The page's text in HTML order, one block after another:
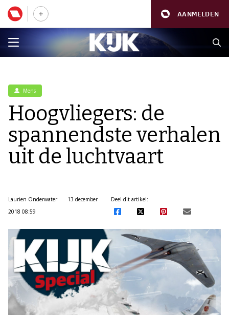
AANMELDEN
Mens
Hoogvliegers: de
spannendste verhalen
uit de luchtvaart
Laurien Onderwater
13 december
2018 08:59
Deel dit artikel: